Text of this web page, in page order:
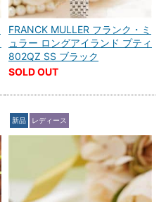
FRANCK MULLER フランク・ミ
ュラー ロングアイランド プティ
802QZ SS ブラック
SOLD OUT
新品 レディース